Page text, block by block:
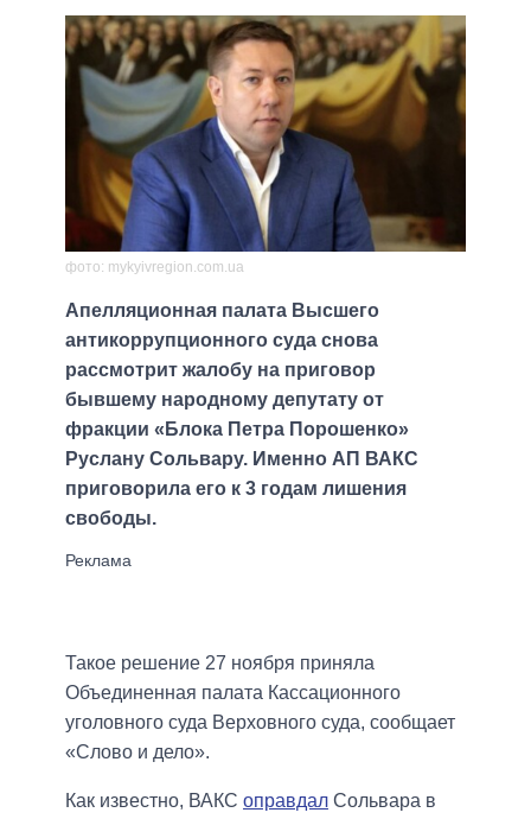
фото: mykyivregion.com.ua
Апелляционная палата Высшего
антикоррупционного суда снова
рассмотрит жалобу на приговор
бывшему народному депутату от
фракции «Блока Петра Порошенко»
Руслану Сольвару. Именно АП ВАКС
приговорила его к 3 годам лишения
свободы.
Такое решение 27 ноября приняла
Объединенная палата Кассационного
уголовного суда Верховного суда, сообщает
«Слово и дело».
Как известно, ВАКС оправдал Сольвара в